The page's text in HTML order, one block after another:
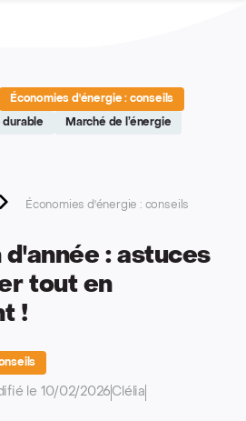
Économies d'énergie : conseils
durable Marché de l’énergie
Économies d'énergie : conseils
d'année : astuces
tout en
!
le 10/02/2026Clélia